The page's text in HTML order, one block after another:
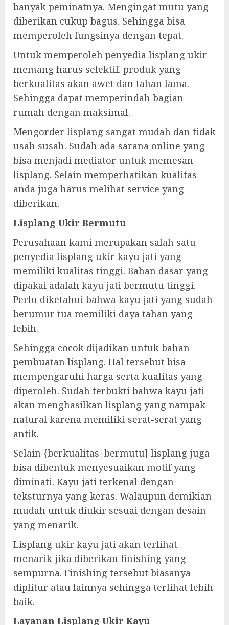
banyak peminatnya. Mengingat mutu yang
diberikan cukup bagus. Sehingga bisa
memperoleh fungsinya dengan tepat.
Untuk memperoleh penyedia lisplang ukir
memang harus selektif. produk yang
berkualitas akan awet dan tahan lama.
Sehingga dapat memperindah bagian
rumah dengan maksimal.
Mengorder lisplang sangat mudah dan tidak
usah susah. Sudah ada sarana online yang
bisa menjadi mediator untuk memesan
lisplang. Selain memperhatikan kualitas
anda juga harus melihat service yang
diberikan.
Lisplang Ukir Bermutu
Perusahaan kami merupakan salah satu
penyedia lisplang ukir kayu jati yang
memiliki kualitas tinggi. Bahan dasar yang
dipakai adalah kayu jati bermutu tinggi.
Perlu diketahui bahwa kayu jati yang sudah
berumur tua memiliki daya tahan yang
lebih.
Sehingga cocok dijadikan untuk bahan
pembuatan lisplang. Hal tersebut bisa
mempengaruhi harga serta kualitas yang
diperoleh. Sudah terbukti bahwa kayu jati
akan menghasilkan lisplang yang nampak
natural karena memiliki serat-serat yang
antik.
Selain {berkualitas|bermutu] lisplang juga
bisa dibentuk menyesuaikan motif yang
diminati. Kayu jati terkenal dengan
teksturnya yang keras. Walaupun demikian
mudah untuk diukir sesuai dengan desain
yang menarik.
Lisplang ukir kayu jati akan terlihat
menarik jika diberikan finishing yang
sempurna. Finishing tersebut biasanya
diplitur atau lainnya sehingga terlihat lebih
baik.
Layanan Lisplang Ukir Kayu